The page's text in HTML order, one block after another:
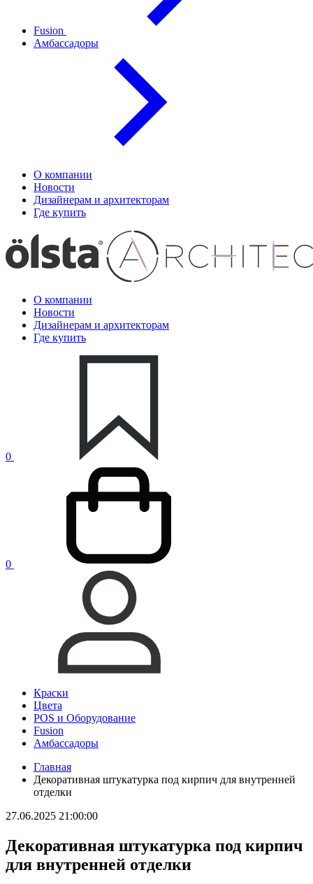
Fusion
Амбассадоры
О компании
Новости
Дизайнерам и архитекторам
Где купить
О компании
Новости
Дизайнерам и архитекторам
Где купить
0
0
Краски
Цвета
POS и Оборудование
Fusion
Амбассадоры
Главная
Декоративная штукатурка под кирпич для внутренней
отделки
27.06.2025 21:00:00
Декоративная штукатурка под кирпич
для внутренней отделки